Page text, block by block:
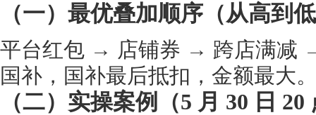
（一）最优叠加顺序（从高到
平台红包 → 店铺券 → 跨店满减
国补，国补最后抵扣，金额最大
（二）实操案例（5 月 30 日